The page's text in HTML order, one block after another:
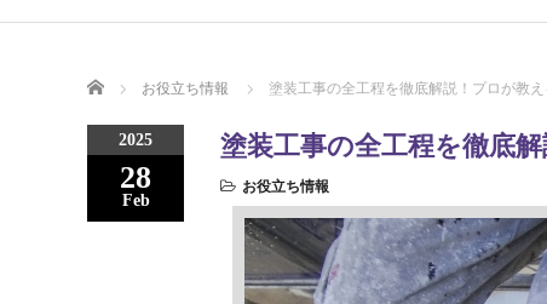
Home お役立ち情報 塗装工事の全工程を徹底解説！プロが教
2025
28
Feb
塗装工事の全工程を徹底
お役立ち情報